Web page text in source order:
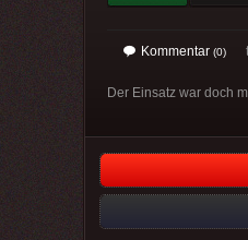
Kommentar (0)
Der Einsatz war doch